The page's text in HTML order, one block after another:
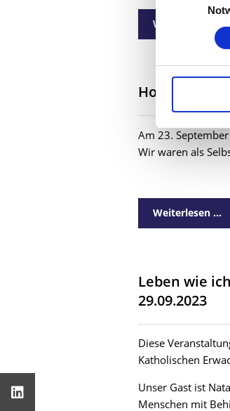
Weiterlesen …
Hof- und
Am 23.
Wir waren als
Weiterlesen …
Leben wie
29.09.2023
Diese
Katholischen
Unser Gast ist
Menschen mit